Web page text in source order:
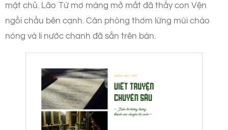
mặt chủ. Lão Tứ mơ màng mở mắt đã thấy con Vện
ngồi chầu bên cạnh. Căn phòng thơm lừng mùi cháo
nóng và li nước chanh đã sẵn trên bàn.